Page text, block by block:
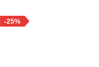
-25%